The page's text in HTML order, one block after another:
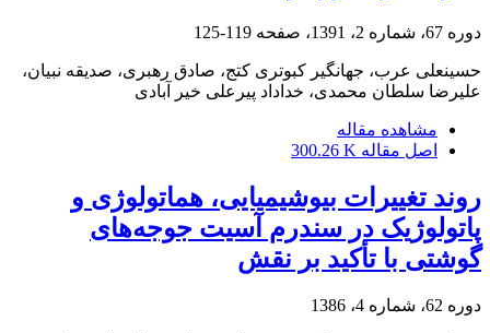
دوره 67، شماره 2، 1391، صفحه 119-125
حسینعلی عرب، جهانگیر کبوتری کتج، صادق رهبری، صدیقه نبیان،
علیرضا سلطان محمدی، خداداد پیرعلی خیر آبادی
مشاهده مقاله
اصل مقاله 300.26 K
روند تغییرات بیوشیمیایی، هماتولوژی و
پاتولوژیک در سندرم آسیت جوجه‌های
گوشتی با تأکید بر نقش
دوره 62، شماره 4، 1386